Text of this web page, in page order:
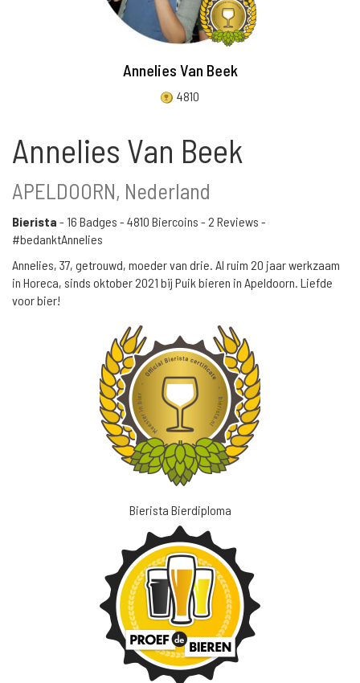
Annelies Van Beek
4810
Annelies Van Beek
APELDOORN, Nederland
Bierista - 16 Badges - 4810 Biercoins - 2 Reviews -
#bedanktAnnelies
Annelies, 37, getrouwd, moeder van drie. Al ruim 20 jaar werkzaam
in Horeca, sinds oktober 2021 bij Puik bieren in Apeldoorn. Liefde
voor bier!
Bierista Bierdiploma